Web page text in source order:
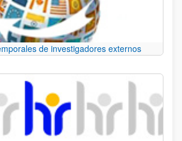
de investigadores externos